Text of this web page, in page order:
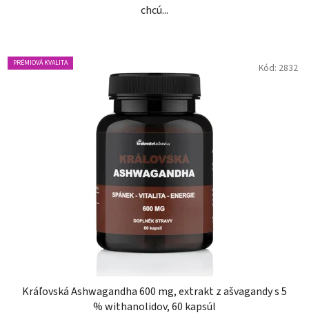
chcú...
PRÉMIOVÁ KVALITA
Kráľovská Ashwagandha 600 mg, extrakt z ašvagandy s 5
% withanolidov, 60 kapsúl
Kód: 2832